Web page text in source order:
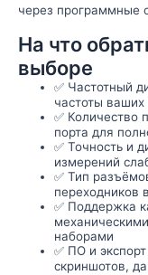
через программные
На что
выборе
✅ Частотный
частоты ваших
✅ Количество
порта для
✅ Точность и
измерений
✅ Тип
переходников
✅ Поддержка
наборами
✅ ПО и
скриншотов,